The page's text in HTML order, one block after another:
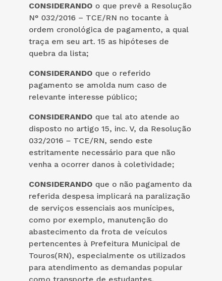
CONSIDERANDO o que prevê a Resolução
N° 032/2016 – TCE/RN no tocante à
ordem cronológica de pagamento, a qual
traça em seu art. 15 as hipóteses de
quebra da lista;
CONSIDERANDO que o referido
pagamento se amolda num caso de
relevante interesse público;
CONSIDERANDO que tal ato atende ao
disposto no artigo 15, inc. V, da Resolução
032/2016 – TCE/RN, sendo este
estritamente necessário para que não
venha a ocorrer danos à coletividade;
CONSIDERANDO que o não pagamento da
referida despesa implicará na paralização
de serviços essenciais aos munícipes,
como por exemplo, manutenção do
abastecimento da frota de veículos
pertencentes à Prefeitura Municipal de
Touros(RN), especialmente os utilizados
para atendimento as demandas popular